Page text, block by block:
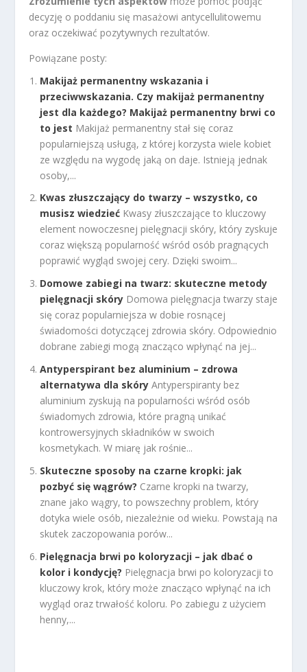
decyzję o poddaniu się masażowi antycellulitowemu
oraz oczekiwać pozytywnych rezultatów.
Powiązane posty:
Makijaż permanentny wskazania i
przeciwwskazania. Czy makijaż permanentny
jest dla każdego? Makijaż permanentny brwi co
to jest Makijaż permanentny stał się coraz
popularniejszą usługą, z której korzysta wiele kobiet
ze względu na wygodę jaką on daje. Istnieją jednak
osoby,...
Kwas złuszczający do twarzy – wszystko, co
musisz wiedzieć Kwasy złuszczające to kluczowy
element nowoczesnej pielęgnacji skóry, który zyskuje
coraz większą popularność wśród osób pragnących
poprawić wygląd swojej cery. Dzięki swoim...
Domowe zabiegi na twarz: skuteczne metody
pielęgnacji skóry Domowa pielęgnacja twarzy staje
się coraz popularniejsza w dobie rosnącej
świadomości dotyczącej zdrowia skóry. Odpowiednio
dobrane zabiegi mogą znacząco wpłynąć na jej...
Antyperspirant bez aluminium – zdrowa
alternatywa dla skóry Antyperspiranty bez
aluminium zyskują na popularności wśród osób
świadomych zdrowia, które pragną unikać
kontrowersyjnych składników w swoich
kosmetykach. W miarę jak rośnie...
Skuteczne sposoby na czarne kropki: jak
pozbyć się wągrów? Czarne kropki na twarzy,
znane jako wągry, to powszechny problem, który
dotyka wiele osób, niezależnie od wieku. Powstają na
skutek zaczopowania porów...
Pielęgnacja brwi po koloryzacji – jak dbać o
kolor i kondycję? Pielęgnacja brwi po koloryzacji to
kluczowy krok, który może znacząco wpłynąć na ich
wygląd oraz trwałość koloru. Po zabiegu z użyciem
henny,...